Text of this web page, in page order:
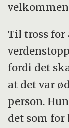
Til tross for
fordi det
at det var
person.
det som